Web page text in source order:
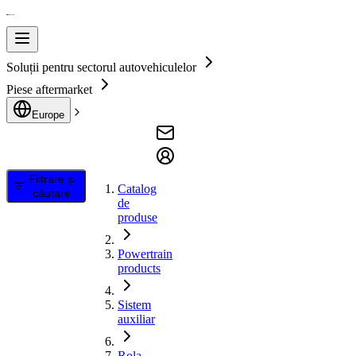
Soluții pentru sectorul autovehiculelor
Piese aftermarket
Europe
Filtrare și
căutare
Catalog
de
produse
Powertrain
products
Sistem
auxiliar